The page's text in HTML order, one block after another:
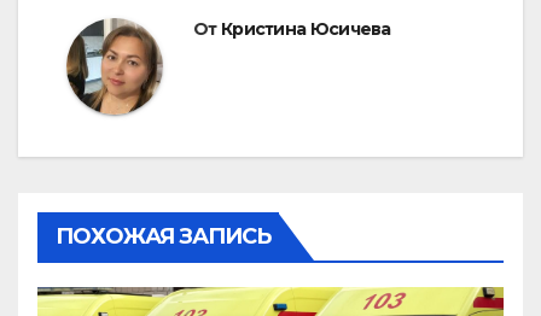
От Кристина Юсичева
ПОХОЖАЯ ЗАПИСЬ